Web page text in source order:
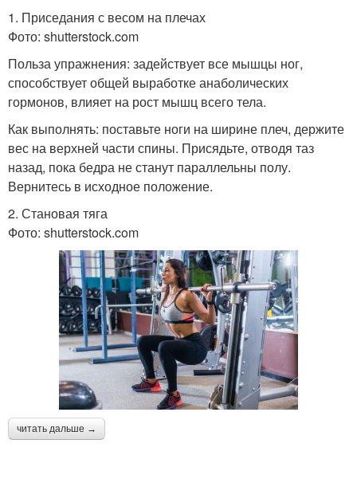
1. Приседания с весом на плечах
Фото: shutterstock.com
Польза упражнения: задействует все мышцы ног,
способствует общей выработке анаболических
гормонов, влияет на рост мышц всего тела.
Как выполнять: поставьте ноги на ширине плеч, держите
вес на верхней части спины. Присядьте, отводя таз
назад, пока бедра не станут параллельны полу.
Вернитесь в исходное положение.
2. Становая тяга
Фото: shutterstock.com
читать дальше →